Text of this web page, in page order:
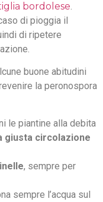
bordolese
di pioggia il
di ripetere
buone abitudini
la peronospora
le piantine alla debita
giusta circolazione
, sempre per
sempre l’acqua sul